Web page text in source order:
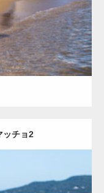
ッチョ2
リー素材メンバーが
び」にてマッスルプ